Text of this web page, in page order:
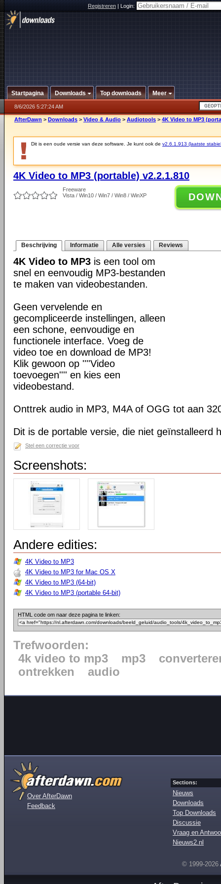
Registreren|Login:
Startpagina Downloads Top downloads Meer
8/6/2026 5:27:24 AM
AfterDawn > Downloads > Video & Audio > Audiotools > 4K Video to MP3
Dit is een oude versie van deze software. Je kunt ook de v2.6.1.913 (laatste
4K Video to MP3 (portable) v2.2.1.810
Freeware
Vista / Win10 / Win7 / Win8 / WinXP
Beschrijving Informatie Alle versies Reviews
4K Video to MP3 is een tool om
snel en eenvoudig MP3-bestanden
te maken van videobestanden.
Geen vervelende en
gecompliceerde instellingen, alleen
een schone, eenvoudige en
functionele interface. Voeg de
video toe en download de MP3!
Klik gewoon op ''''Video
toevoegen'''' en kies een
videobestand.
Onttrek audio in MP3, M4A of OGG tot aan
Dit is de portable versie, die niet geïnstalleerd
Stel een correctie voor
Screenshots:
Andere edities:
4K Video to MP3
4K Video to MP3 for Mac OS X
4K Video to MP3 (64-bit)
4K Video to MP3 (portable 64-bit)
HTML code om naar deze pagina te linken:
Trefwoorden:
4k video to mp3
mp3
ontrekken
audio
Over AfterDawn
Feedback
Sections:
Nieuws
Downloads
Top Downloads
Discussie
Vraag en
Nieuws2.nl
© 1999-2026